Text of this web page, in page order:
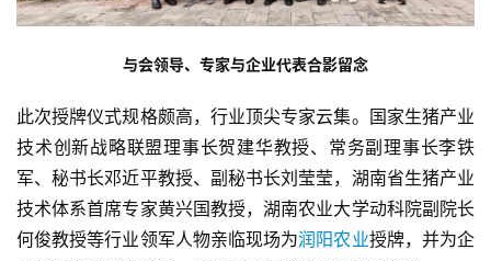
与会领导、专家与企业代表合影留念
此次授牌仪式规格颇高，行业顶尖专家云集。国家生猪产业
技术创新战略联盟理事长贺建华教授、常务副理事长李铁
军、秘书长邓近平教授、副秘书长刘莹莹，湖南省生猪产业
技术体系首席专家黄兴国教授，湖南农业大学动科院副院长
何俊教授等行业领军人物亲临现场为润阳农业授牌，并为企